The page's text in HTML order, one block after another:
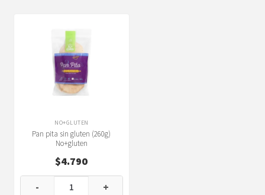
NO+GLUTEN
Pan pita sin gluten (260g)
No+gluten
$4.790
-
+